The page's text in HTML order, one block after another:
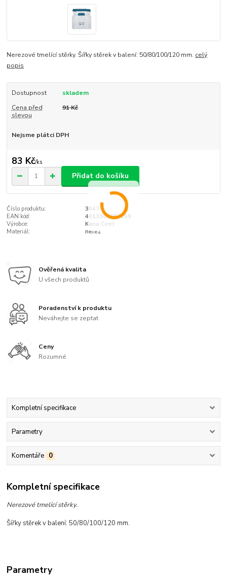
Nerezové tmelící stěrky. Šířky stěrek v balení: 50/80/100/120 mm. celý
popis
Dostupnost
skladem
Cena před
slevou
91 Kč
Nejsme plátci DPH
83 Kč/ks
Přidat do košíku
Číslo produktu:
3047
EAN kód:
4013307487159
Výrobce:
Kana Ciret
Materiál:
nerez
Ověřená kvalita
U všech produktů
Poradenství k produktu
Neváhejte se zeptat
Ceny
Rozumné
Kompletní specifikace
Parametry
Komentáře 0
Kompletní specifikace
Nerezové tmelící stěrky.
Šířky stěrek v balení: 50/80/100/120 mm.
Parametry